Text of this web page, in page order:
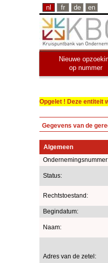
nl fr de en
Nieuwe
op nummer
Opgelet ! Deze entiteit
Gegevens van de
Algemeen
Status:
Rechtstoestand:
Begindatum:
Naam:
Adres van de zetel: